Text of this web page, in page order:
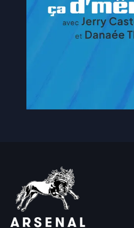
4 août 2026|900